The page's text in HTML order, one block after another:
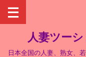
人妻ツー
日本全国の人妻、熟女、